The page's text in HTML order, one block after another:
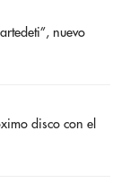
nuevo
disco con el